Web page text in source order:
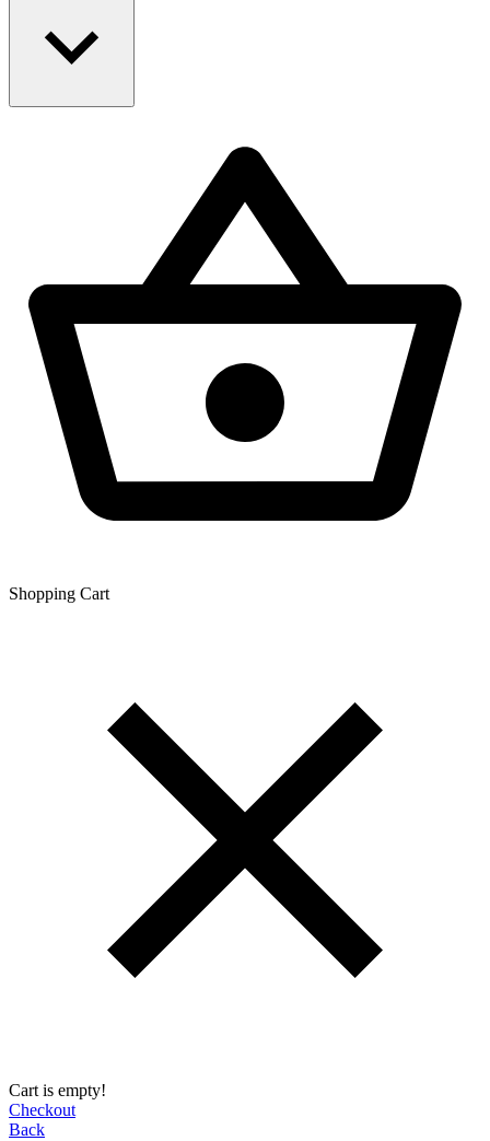
Shopping Сart
Cart is empty!
Checkout
Back